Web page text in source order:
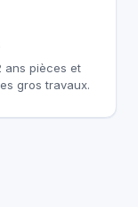
ans pièces et
gros travaux.